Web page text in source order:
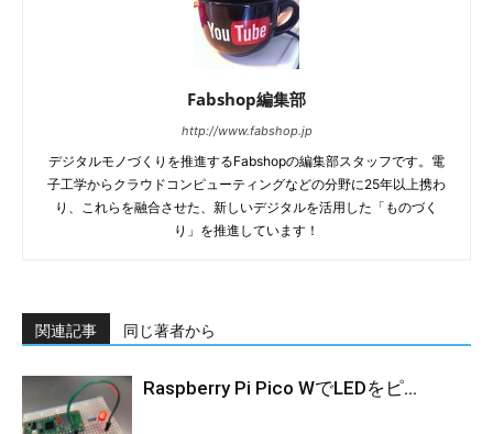
Fabshop編集部
http://www.fabshop.jp
デジタルモノづくりを推進するFabshopの編集部スタッフです。電
子工学からクラウドコンピューティングなどの分野に25年以上携わ
り、これらを融合させた、新しいデジタルを活用した「ものづく
り」を推進しています！
関連記事 同じ著者から
Raspberry Pi Pico WでLEDをピ...